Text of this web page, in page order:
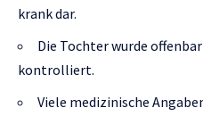
krank dar.
Die Tochter wurde
kontrolliert.
Viele medizinische